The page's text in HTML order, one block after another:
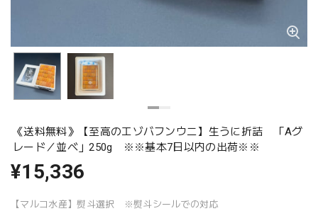
《送料無料》【至高のエゾバフンウニ】生うに折詰 「Aグ
レード／並べ」250g ※※基本7日以内の出荷※※
¥15,336
【マルコ水産】熨斗選択 ※熨斗シールでの対応